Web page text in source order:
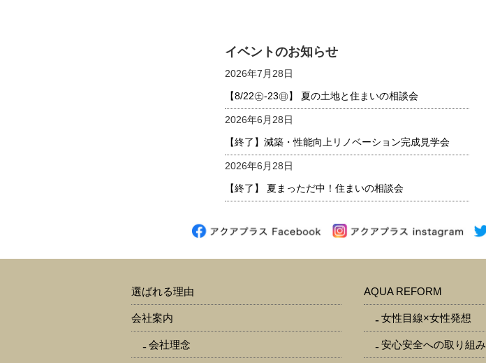
イベントのお知らせ
2026年7月28日
【8/22㊏-23㊐】 夏の土地と住まいの相談会
2026年6月28日
【終了】減築・性能向上リノベーション完成見学会
2026年6月28日
【終了】 夏まっただ中！住まいの相談会
選ばれる理由
会社案内
会社理念
AQUA REFORM
女性目線×女性発想
安心安全への取り組み